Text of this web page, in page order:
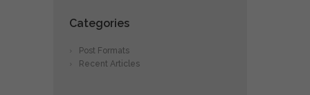
Categories
Post Formats
Recent Articles